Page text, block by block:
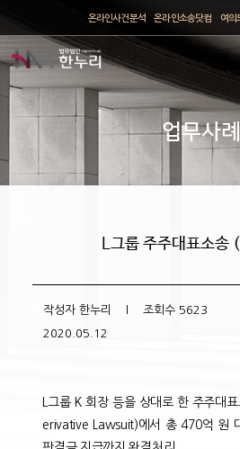
온라인사건분석 온라인소송닷컴 여의
업무사례
L그룹 주주대표소
작성자 한누리 l 조회수 5623
2020.05.12
L그룹 K 회장 등을 상대로 한 주주대
erivative Lawsuit)에서 총 470억 원